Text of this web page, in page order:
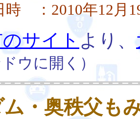
時 ：2010年12月
サイトより、
ウに開く）
・奥秩父も